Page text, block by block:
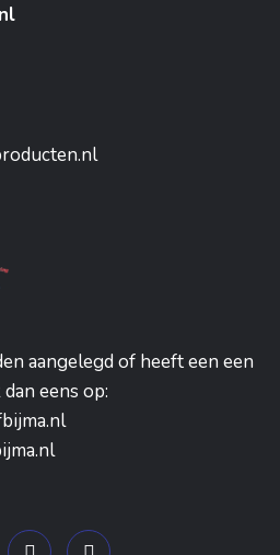
aangelegd of heeft een een
eens op: